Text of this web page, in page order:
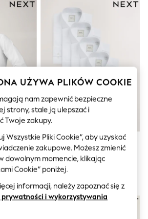
Shop
Flipflops
Shop
Toweling sets
-
Care Z
Biały - Zestaw 5 Eleganckich
Koszul Easy Care Z Pojedynczym
Mankietem, O Dopasowanym
Kroju
515 zł
UŻYWA PLIKÓW COOKIE
nam zapewnić bezpieczne
strony, stale ją ulepszać i
Twoje zakupy.
Wszystkie Pliki Cookie”, aby uzyskać
zakupowe. Możesz zmienić
dowolnym momencie, klikając
Cookie” poniżej.
informacji, należy zapoznać się z
i wykorzystywania